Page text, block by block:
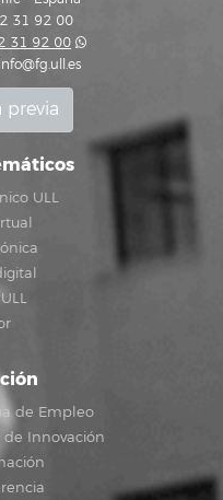
31 92 00
31 92 00
info@fg.ull.es
previa
ULL
de Empleo
de Innovación